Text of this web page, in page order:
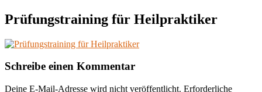
Prüfungstraining für Heilpraktiker
Schreibe einen Kommentar
Deine E-Mail-Adresse wird nicht veröffentlicht. Erforderliche